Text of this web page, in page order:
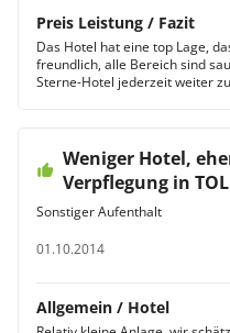
Preis Leistung / Fazit
Das Hotel hat eine top Lage,
freundlich, alle Bereich sind
Sterne-Hotel jederzeit weiter
Weniger Hotel,
Verpflegung in
Sonstiger Aufenthalt
01.10.2014
Allgemein / Hotel